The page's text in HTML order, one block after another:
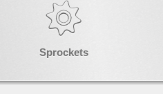
Sprockets